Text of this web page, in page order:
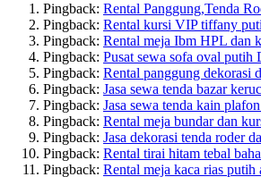
Pingback: Rental Panggung,Tenda
Pingback: Rental kursi VIP tiffany
Pingback: Rental meja Ibm HPL dan
Pingback: Pusat sewa sofa oval
Pingback: Rental panggung dekorasi
Pingback: Jasa sewa tenda bazar
Pingback: Jasa sewa tenda kain
Pingback: Rental meja bundar dan
Pingback: Jasa dekorasi tenda roder
Pingback: Rental tirai hitam tebal
Pingback: Rental meja kaca rias putih